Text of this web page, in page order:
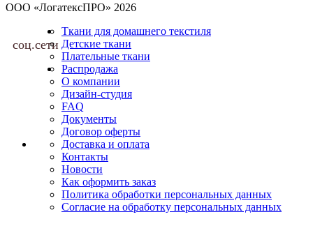
ООО «ЛогатексПРО» 2026
соц.сети
Ткани для домашнего текстиля
Детские ткани
Плательные ткани
Распродажа
О компании
Дизайн-студия
FAQ
Документы
Договор оферты
Доставка и оплата
Контакты
Новости
Как оформить заказ
Политика обработки персональных данных
Согласие на обработку персональных данных